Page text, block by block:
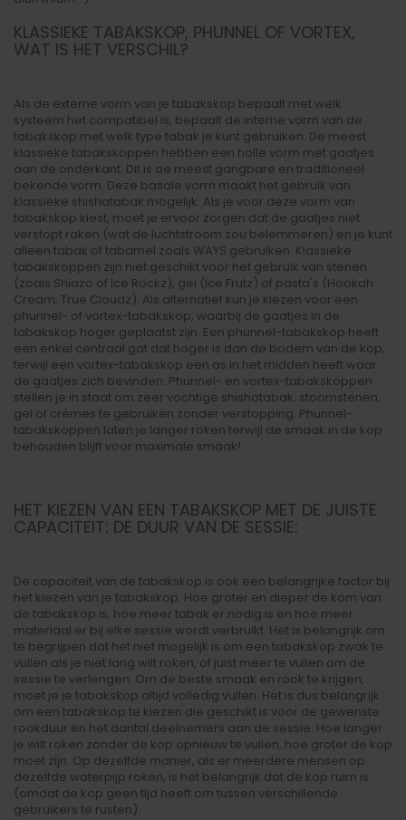
KLASSIEKE TABAKSKOP, PHUNNEL OF VORTEX,
WAT IS HET VERSCHIL?
Als de externe vorm van je tabakskop bepaalt met welk
systeem het compatibel is, bepaalt de interne vorm van de
tabakskop met welk type tabak je kunt gebruiken. De meest
klassieke tabakskoppen hebben een holle vorm met gaatjes
aan de onderkant. Dit is de meest gangbare en traditioneel
bekende vorm. Deze basale vorm maakt het gebruik van
klassieke shishatabak mogelijk. Als je voor deze vorm van
tabakskop kiest, moet je ervoor zorgen dat de gaatjes niet
verstopt raken (wat de luchtstroom zou belemmeren) en je kunt
alleen tabak of tabamel zoals WAYS gebruiken. Klassieke
tabakskoppen zijn niet geschikt voor het gebruik van stenen
(zoals Shiazo of Ice Rockz), gel (Ice Frutz) of pasta's (Hookah
Cream, True Cloudz). Als alternatief kun je kiezen voor een
phunnel- of vortex-tabakskop, waarbij de gaatjes in de
tabakskop hoger geplaatst zijn. Een phunnel-tabakskop heeft
een enkel centraal gat dat hoger is dan de bodem van de kop,
terwijl een vortex-tabakskop een as in het midden heeft waar
de gaatjes zich bevinden. Phunnel- en vortex-tabakskoppen
stellen je in staat om zeer vochtige shishatabak, stoomstenen,
gel of crèmes te gebruiken zonder verstopping. Phunnel-
tabakskoppen laten je langer roken terwijl de smaak in de kop
behouden blijft voor maximale smaak!
HET KIEZEN VAN EEN TABAKSKOP MET DE JUISTE
CAPACITEIT: DE DUUR VAN DE SESSIE:
De capaciteit van de tabakskop is ook een belangrijke factor bij
het kiezen van je tabakskop. Hoe groter en dieper de kom van
de tabakskop is, hoe meer tabak er nodig is en hoe meer
materiaal er bij elke sessie wordt verbruikt. Het is belangrijk om
te begrijpen dat het niet mogelijk is om een tabakskop zwak te
vullen als je niet lang wilt roken, of juist meer te vullen om de
sessie te verlengen. Om de beste smaak en rook te krijgen,
moet je je tabakskop altijd volledig vullen. Het is dus belangrijk
om een tabakskop te kiezen die geschikt is voor de gewenste
rookduur en het aantal deelnemers aan de sessie. Hoe langer
je wilt roken zonder de kop opnieuw te vullen, hoe groter de kop
moet zijn. Op dezelfde manier, als er meerdere mensen op
dezelfde waterpijp roken, is het belangrijk dat de kop ruim is
(omdat de kop geen tijd heeft om tussen verschillende
gebruikers te rusten).